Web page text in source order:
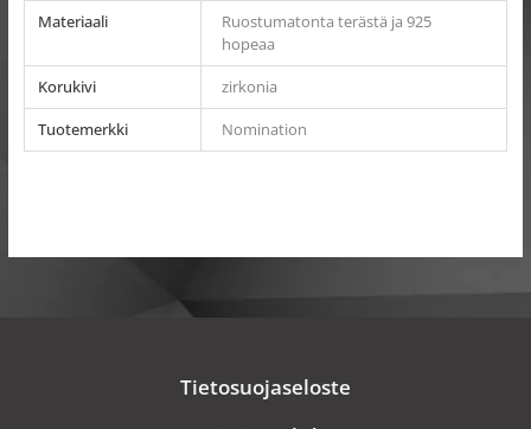
Materiaali
Ruostumatonta terästä ja 925
hopeaa
Korukivi
zirkonia
Tuotemerkki
Nomination
Tietosuojaseloste